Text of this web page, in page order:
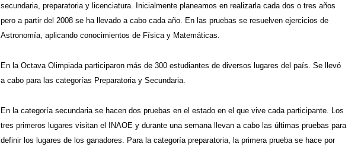
secundaria, preparatoria y licenciatura. Inicialmente planeamos en realizarla cada dos o tres años
pero a partir del 2008 se ha llevado a cabo cada año. En las pruebas se resuelven ejercicios de
Astronomía, aplicando conocimientos de Física y Matemáticas.
En la Octava Olimpiada participaron más de 300 estudiantes de diversos lugares del país. Se llevó
a cabo para las categorías Preparatoria y Secundaria.
En la categoría secundaria se hacen dos pruebas en el estado en el que vive cada participante. Los
tres primeros lugares visitan el INAOE y durante una semana llevan a cabo las últimas pruebas para
definir los lugares de los ganadores. Para la categoría preparatoria, la primera prueba se hace por